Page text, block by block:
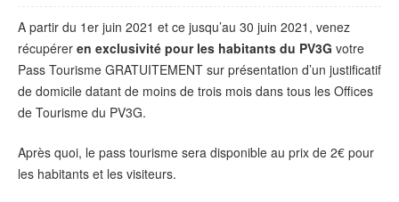
A partir du 1er juin 2021 et ce jusqu’au 30 juin 2021, venez
récupérer en exclusivité pour les habitants du PV3G votre
Pass Tourisme GRATUITEMENT sur présentation d’un justificatif
de domicile datant de moins de trois mois dans tous les Offices
de Tourisme du PV3G.
Après quoi, le pass tourisme sera disponible au prix de 2€ pour
les habitants et les visiteurs.